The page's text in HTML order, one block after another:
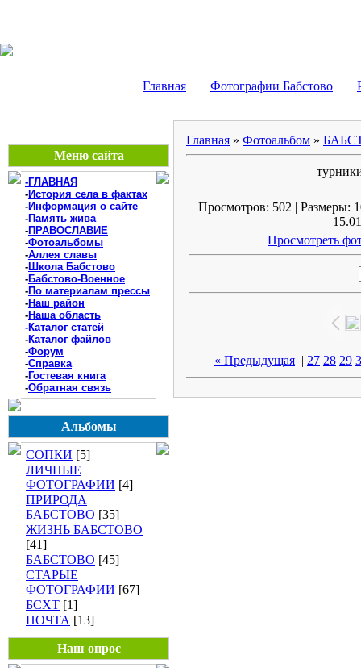
Главная Фотографии Бабстово
Меню сайта
-ГЛАВНАЯ
-История села в фактах
-Информация о сайте
-Память жива
-ПРАВОСЛАВИЕ
-Фотоальбомы
-Аллея славы
-Школа Бабстово
-Бабстово-Военное
-По материалам прессы
-Наш район
-Наша область
-Каталог статей
-Каталог файлов
-Форум
-Справка
-Гостевая книга
-Обратная связь
Альбомы
СОПКИ [5]
ЛИЧНЫЕ
ФОТОГРАФИИ [4]
ПРИРОДА
БАБСТОВО [35]
ЖИЗНЬ БАБСТОВО
[41]
БАБСТОВО [45]
СТАРЫЕ
ФОТОГРАФИИ [67]
БСХТ [1]
ПОЧТА [13]
Наш опрос
Главная » Фотоальбом »
Просмотров: 502 | Размеры:
Просмотреть
« Предыдущая | 27 28 29